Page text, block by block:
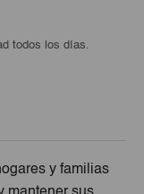
todos los días.
y familias